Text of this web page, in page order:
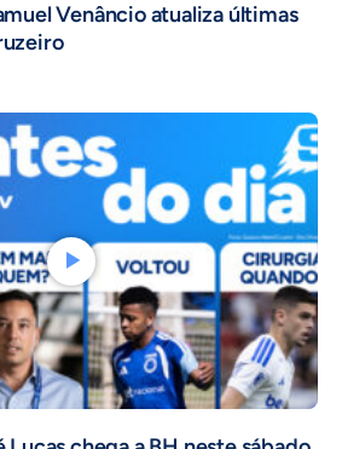
Venâncio atualiza últimas